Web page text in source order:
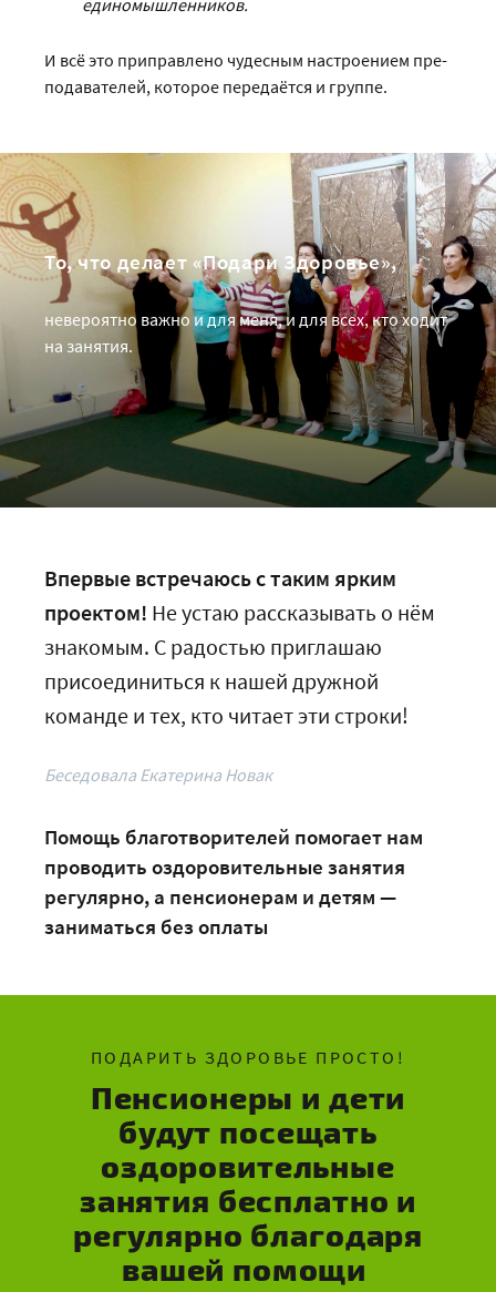
И всё это приправлено чудесным настроением пре­
подавателей, которое передаётся и группе.
То, что делает «Подари Здоровье»,
невероятно важно и для меня, и для всех, кто ходит
на занятия.
Впервые встречаюсь с таким ярким
проектом! Не устаю рассказывать о нём
знакомым. С радостью приглашаю
присоединиться к нашей дружной
команде и тех, кто читает эти строки!
Беседовала Екатерина Новак
Помощь благотворителей помогает нам
проводить оздоровительные занятия
регулярно, а пенсионерам и детям —
заниматься без оплаты
ПОДАРИТЬ ЗДОРОВЬЕ ПРОСТО!
Пенсионеры и дети
будут посещать
оздоровительные
занятия бесплатно и
регулярно благодаря
вашей помощи